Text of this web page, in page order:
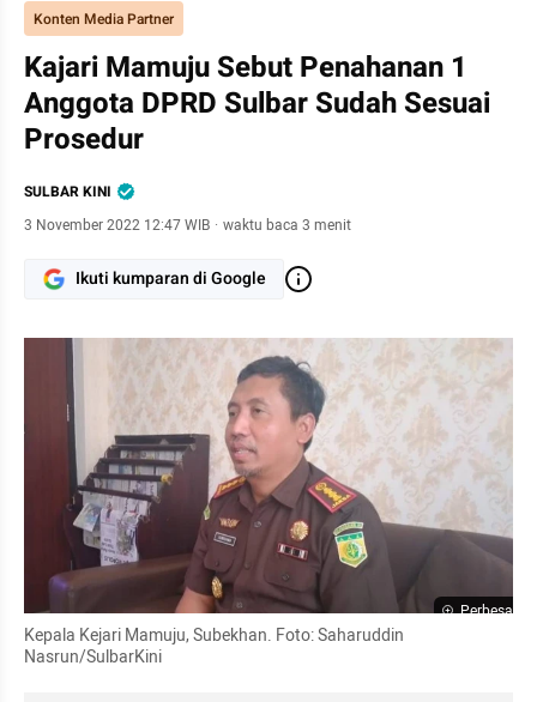
Konten Media Partner
Kajari Mamuju Sebut Penahanan 1
Anggota DPRD Sulbar Sudah Sesuai
Prosedur
SULBAR KINI
3 November 2022 12:47 WIB · waktu baca 3 menit
Ikuti kumparan di Google
Perbesar
Kepala Kejari Mamuju, Subekhan. Foto: Saharuddin
Nasrun/SulbarKini